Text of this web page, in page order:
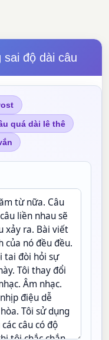
độ dài câu
quá dài lê thê